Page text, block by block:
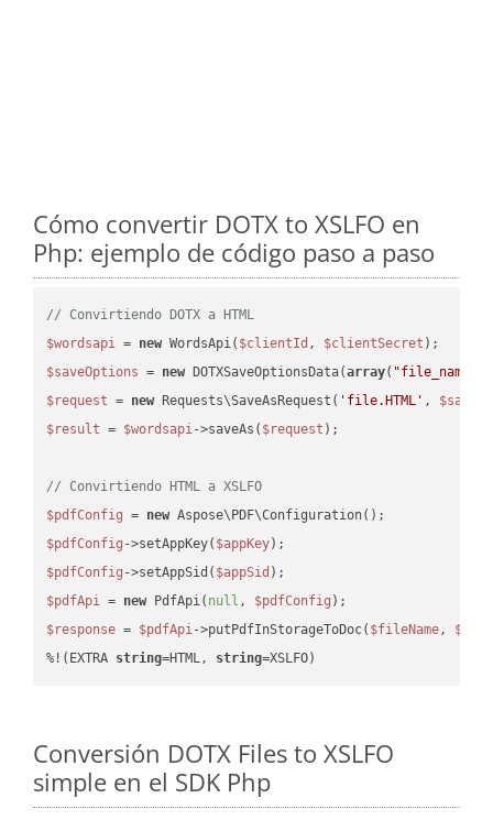
Cómo convertir DOTX to XSLFO en
Php: ejemplo de código paso a paso
// Convirtiendo DOTX a HTML
$wordsapi = new WordsApi( $clientId , $clientSecret
$saveOptions = new DOTXSaveOptionsData(array( "file_name"
$request = new Requests\SaveAsRequest( 'file.HTML' ,
$result = $wordsapi->saveAs( $request );
// Convirtiendo HTML a XSLFO
$pdfConfig = new
$pdfConfig ->setAppKey( $appKey
$pdfConfig ->setAppSid( $appSid
$pdfApi = new PdfApi( null , $pdfConfig
$response = $pdfApi->putPdfInStorageToDoc( $fileName,
%!(EXTRA string=HTML, string=XSLFO)
Conversión DOTX Files to XSLFO
simple en el SDK Php